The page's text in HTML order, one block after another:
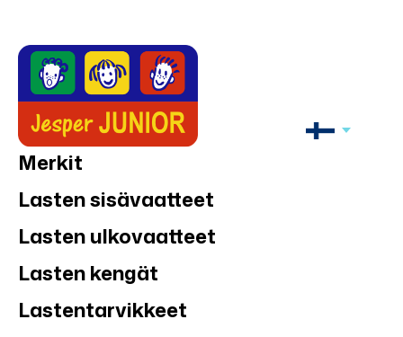
Merkit
Lasten sisävaatteet
Lasten ulkovaatteet
Lasten kengät
Lastentarvikkeet